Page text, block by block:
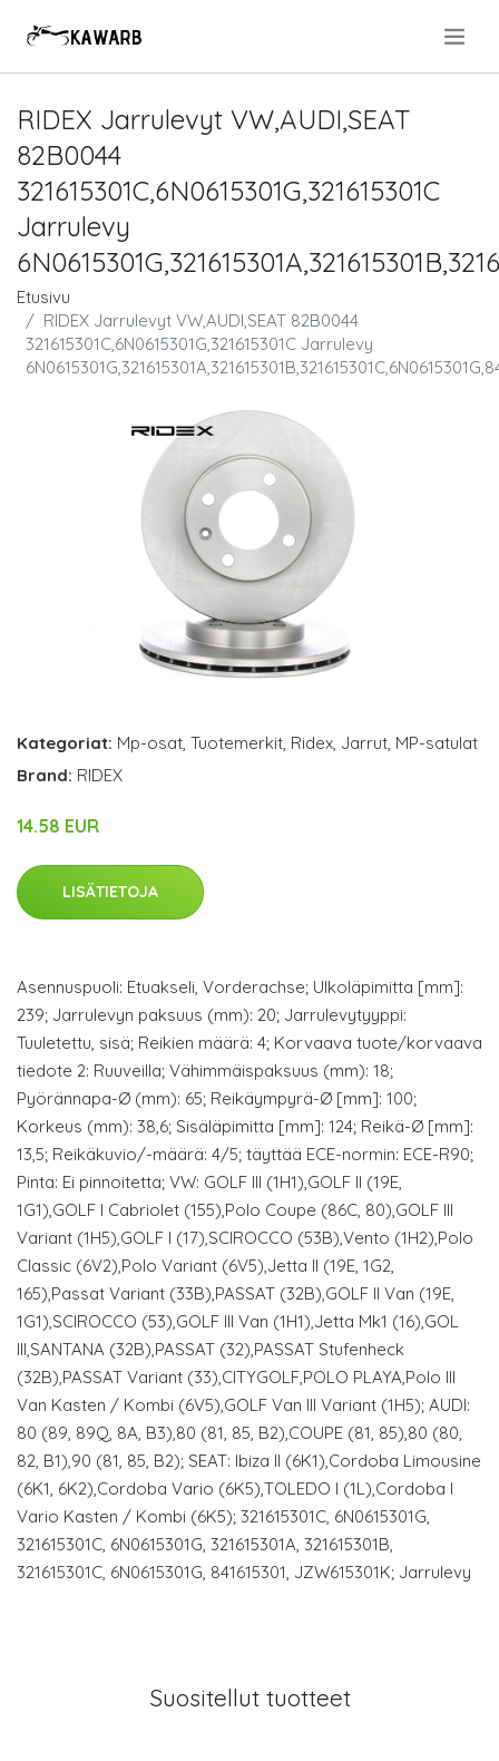
RIDEX Jarrulevyt VW,AUDI,SEAT
82B0044
321615301C,6N0615301G,321615301C
Jarrulevy
Etusivu
RIDEX Jarrulevyt VW,AUDI,SEAT 82B0044
321615301C,6N0615301G,321615301C Jarrulevy
Kategoriat: Mp-osat Tuotemerkit Ridex Jarrut MP-satulat
Brand: RIDEX
14.58 EUR
LISÄTIETOJA
Asennuspuoli: Etuakseli, Vorderachse; Ulkoläpimitta [mm]:
239; Jarrulevyn paksuus (mm): 20; Jarrulevytyyppi:
Tuuletettu, sisä; Reikien määrä: 4; Korvaava tuote/korvaava
tiedote 2: Ruuveilla; Vähimmäispaksuus (mm): 18;
Pyörännapa-Ø (mm): 65; Reikäympyrä-Ø [mm]: 100;
Korkeus (mm): 38,6; Sisäläpimitta [mm]: 124; Reikä-Ø [mm]:
13,5; Reikäkuvio/-määrä: 4/5; täyttää ECE-normin: ECE-R90;
Pinta: Ei pinnoitetta; VW: GOLF III (1H1),GOLF II (19E,
1G1),GOLF I Cabriolet (155),Polo Coupe (86C, 80),GOLF III
Variant (1H5),GOLF I (17),SCIROCCO (53B),Vento (1H2),Polo
Classic (6V2),Polo Variant (6V5),Jetta II (19E, 1G2,
165),Passat Variant (33B),PASSAT (32B),GOLF II Van (19E,
1G1),SCIROCCO (53),GOLF III Van (1H1),Jetta Mk1 (16),GOL
III,SANTANA (32B),PASSAT (32),PASSAT Stufenheck
(32B),PASSAT Variant (33),CITYGOLF,POLO PLAYA,Polo III
Van Kasten / Kombi (6V5),GOLF Van III Variant (1H5); AUDI:
80 (89, 89Q, 8A, B3),80 (81, 85, B2),COUPE (81, 85),80 (80,
82, B1),90 (81, 85, B2); SEAT: Ibiza II (6K1),Cordoba Limousine
(6K1, 6K2),Cordoba Vario (6K5),TOLEDO I (1L),Cordoba I
Vario Kasten / Kombi (6K5); 321615301C, 6N0615301G,
321615301C, 6N0615301G, 321615301A, 321615301B,
321615301C, 6N0615301G, 841615301, JZW615301K; Jarrulevy
Suositellut tuotteet